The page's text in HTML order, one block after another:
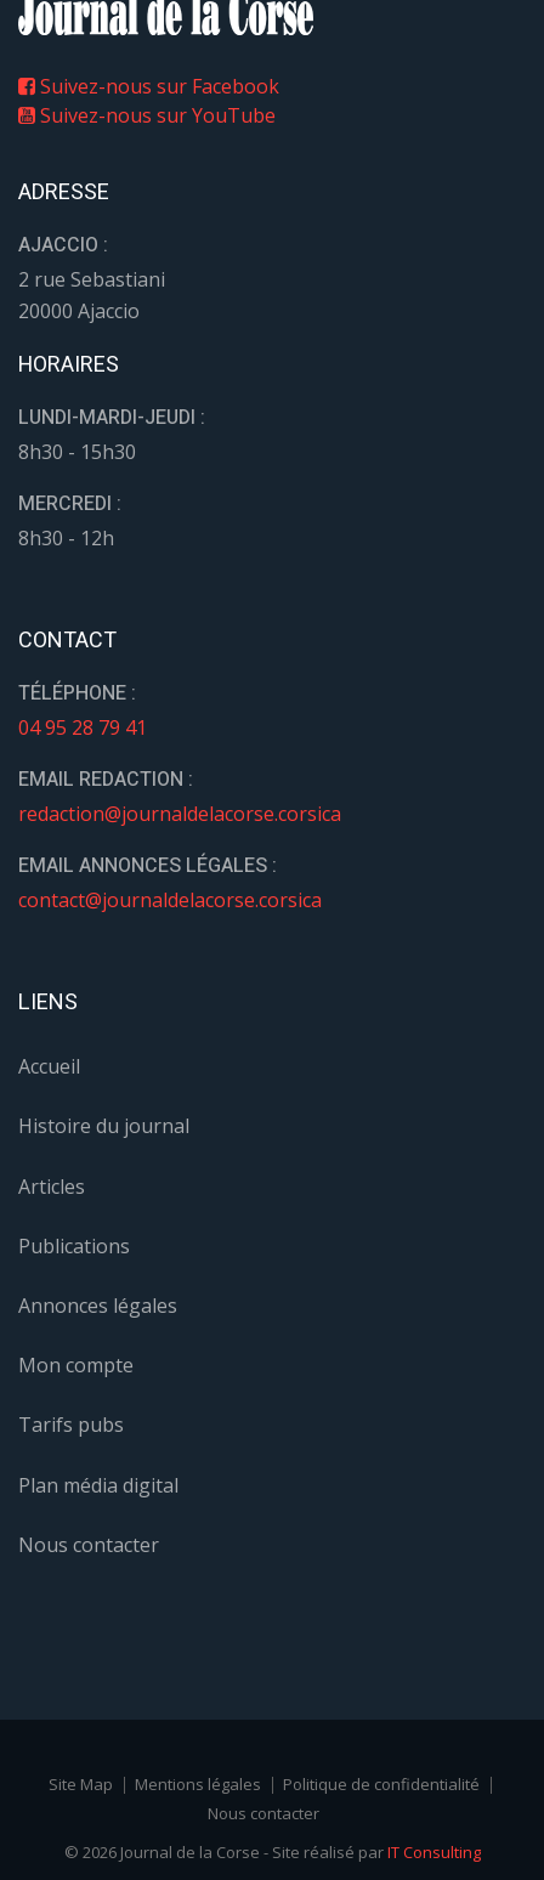
Suivez-nous sur Facebook
Suivez-nous sur YouTube
ADRESSE
AJACCIO :
2 rue Sebastiani
20000 Ajaccio
HORAIRES
LUNDI-MARDI-JEUDI :
8h30 - 15h30
MERCREDI :
8h30 - 12h
CONTACT
TÉLÉPHONE :
04 95 28 79 41
EMAIL REDACTION :
redaction@journaldelacorse.corsica
EMAIL ANNONCES LÉGALES :
contact@journaldelacorse.corsica
LIENS
Accueil
Histoire du journal
Articles
Publications
Annonces légales
Mon compte
Tarifs pubs
Plan média digital
Nous contacter
Site Map Mentions légales
Politique de confidentialité
Nous contacter
© 2026 Journal de la Corse - Site réalisé parIT Consulting